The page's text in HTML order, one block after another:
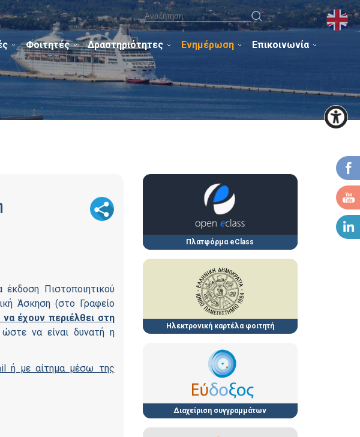
Φοιτητές Δραστηριότητες Ενημέρωση Επικοινωνία
έκδοση Πιστοποιητικού
Άσκηση (στο Γραφείο
έχουν περιέλθει στη
να είναι δυνατή η
ή με αίτημα μέσω της
Πλατφόρμα eClass
Ηλεκτρονική καρτέλα φοιτητή
Διαχείριση συγγραμμάτων